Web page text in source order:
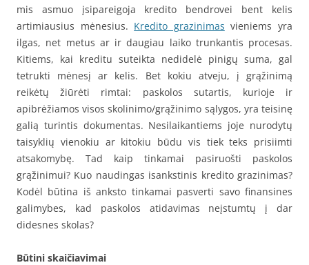
mis asmuo įsipareigoja kredito bendrovei bent kelis
artimiausius mėnesius. Kredito grazinimas vieniems yra
ilgas, net metus ar ir daugiau laiko trunkantis procesas.
Kitiems, kai kreditu suteikta nedidelė pinigų suma, gal
tetrukti mėnesį ar kelis. Bet kokiu atveju, į grąžinimą
reikėtų žiūrėti rimtai: paskolos sutartis, kurioje ir
apibrėžiamos visos skolinimo/grąžinimo sąlygos, yra teisinę
galią turintis dokumentas. Nesilaikantiems joje nurodytų
taisyklių vienokiu ar kitokiu būdu vis tiek teks prisiimti
atsakomybę. Tad kaip tinkamai pasiruošti paskolos
grąžinimui? Kuo naudingas isankstinis kredito grazinimas?
Kodėl būtina iš anksto tinkamai pasverti savo finansines
galimybes, kad paskolos atidavimas neįstumtų į dar
didesnes skolas?
Būtini skaičiavimai